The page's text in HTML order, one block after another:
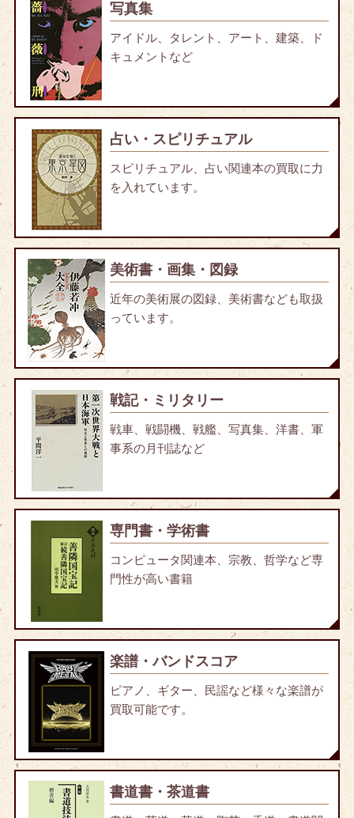
写真集
アイドル、タレント、アート、建築、ド
キュメントなど
占い・スピリチュアル
スピリチュアル、占い関連本の買取に力
を入れています。
美術書・画集・図録
近年の美術展の図録、美術書なども取扱
っています。
戦記・ミリタリー
戦車、戦闘機、戦艦、写真集、洋書、軍
事系の月刊誌など
専門書・学術書
コンピュータ関連本、宗教、哲学など専
門性が高い書籍
楽譜・バンドスコア
ピアノ、ギター、民謡など様々な楽譜が
買取可能です。
書道書・茶道書